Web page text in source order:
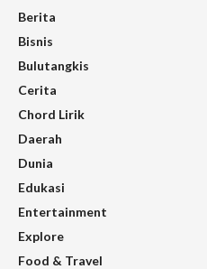
Berita
Bisnis
Bulutangkis
Cerita
Chord Lirik
Daerah
Dunia
Edukasi
Entertainment
Explore
Food & Travel